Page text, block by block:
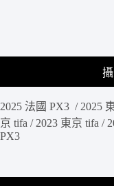
2025 法國 PX3 / 2025
京 tifa / 2023 東京 tifa /
PX3